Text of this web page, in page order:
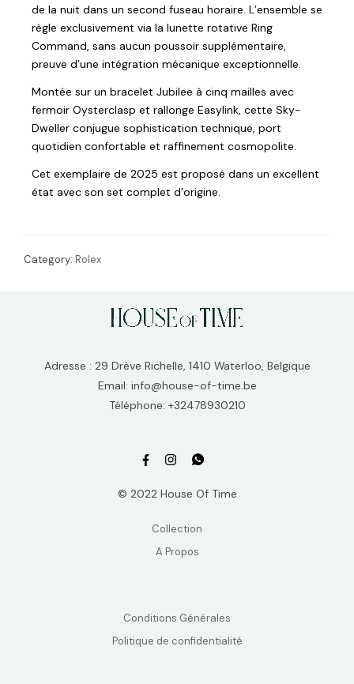
de la nuit dans un second fuseau horaire. L’ensemble se
règle exclusivement via la lunette rotative Ring
Command, sans aucun poussoir supplémentaire,
preuve d’une intégration mécanique exceptionnelle.
Montée sur un bracelet Jubilee à cinq mailles avec
fermoir Oysterclasp et rallonge Easylink, cette Sky-
Dweller conjugue sophistication technique, port
quotidien confortable et raffinement cosmopolite.
Cet exemplaire de 2025 est proposé dans un excellent
état avec son set complet d’origine.
Category: Rolex
Adresse : 29 Drève Richelle, 1410 Waterloo, Belgique
Email: info@house-of-time.be
Téléphone: +32478930210
© 2022 House Of Time
Collection
A Propos
Conditions Générales
Politique de confidentialité